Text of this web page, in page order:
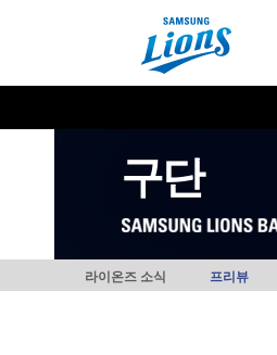
구단
라이온즈 소식 프리뷰